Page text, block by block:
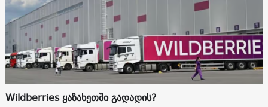
Wildberries ყაზახეთში გადადის?